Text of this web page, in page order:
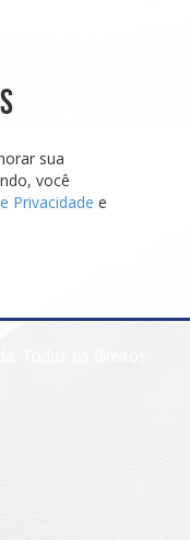
sua
você
Privacidade e